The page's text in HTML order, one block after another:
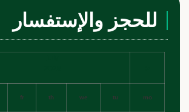
للحجز والإستفسار
mo
tu
we
th
fr